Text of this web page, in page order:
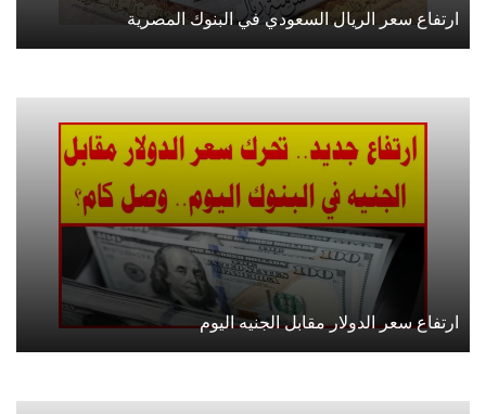
ارتفاع سعر الريال السعودي في البنوك المصرية
ارتفاع سعر الدولار مقابل الجنيه اليوم